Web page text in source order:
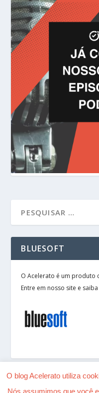
BLUESOFT
O Acelerato é um produto
Entre em nosso site e
O blog Acelerato utiliza
Nós assumimos que você